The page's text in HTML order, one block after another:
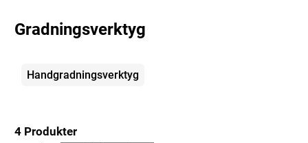
Gradningsverktyg
Kategorier
Handgradningsverktyg
4 Produkter